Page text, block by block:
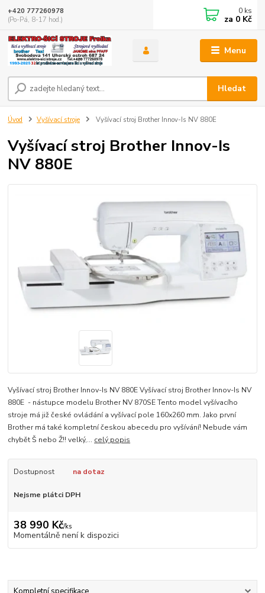
Menu
Hledat
+420 777260978
(Po-Pá, 8-17 hod.)
0 ks
za 0 Kč
Úvod Vyšívací stroje Vyšívací stroj Brother Innov-Is NV 880E
Vyšívací stroj Brother Innov-Is
NV 880E
Vyšívací stroj Brother Innov-Is NV 880E Vyšívací stroj Brother Innov-Is NV
880E - nástupce modelu Brother NV 870SE Tento model vyšívacího
stroje má již české ovládání a vyšívací pole 160x260 mm. Jako první
Brother má také kompletní českou abecedu pro vyšívání! Nebude vám
chybět Š nebo Ž!! velký,... celý popis
Dostupnost na dotaz
Nejsme plátci DPH
38 990 Kč/ks
Momentálně není k dispozici